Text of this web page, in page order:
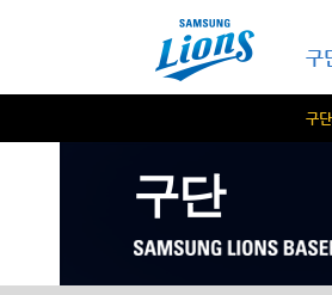
구
구
구단